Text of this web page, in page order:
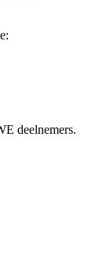
deelnemers.